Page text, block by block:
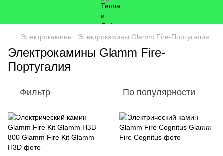
Электрокамины Электрокамины Glamm Fire-Португалия
Электрокамины Glamm Fire-
Португалия
Фильтр По популярности